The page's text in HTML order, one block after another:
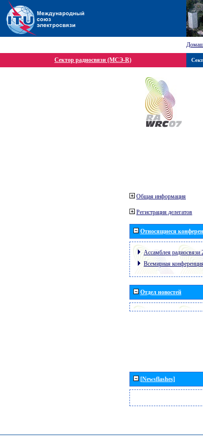
Сектор радиосвязи (МСЭ-R)
Общая информация
Регистрация делегатов
Относящиеся
Ассамблея
Всемирная
Отдел новостей
[Newsflashes]